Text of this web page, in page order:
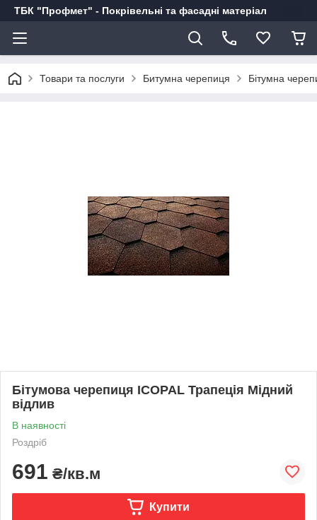
ТБК "Профмет" - Покрівельні та фасадні матеріал
Товари та послуги Битумна черепиця Бітумна
Бітумова черепиця ICOPAL Трапеція Мідний
відлив
В наявності
Роздріб
691 ₴/кв.м
Купити